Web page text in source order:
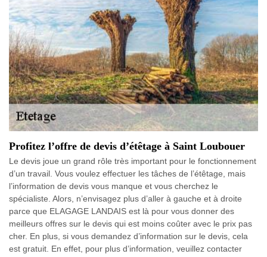
Profitez l’offre de devis d’étêtage à Saint Loubouer
Le devis joue un grand rôle très important pour le fonctionnement
d’un travail. Vous voulez effectuer les tâches de l’étêtage, mais
l’information de devis vous manque et vous cherchez le
spécialiste. Alors, n’envisagez plus d’aller à gauche et à droite
parce que ELAGAGE LANDAIS est là pour vous donner des
meilleurs offres sur le devis qui est moins coûter avec le prix pas
cher. En plus, si vous demandez d’information sur le devis, cela
est gratuit. En effet, pour plus d’information, veuillez contacter